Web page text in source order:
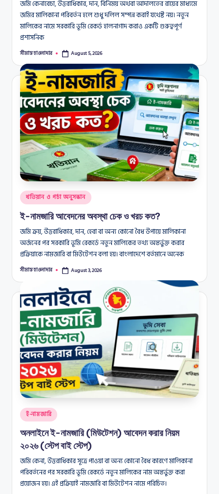
জমি কেনাবেচা, উত্তরাধিকার, দান, বিনিময় অথবা আদালতের রায়ের মাধ্যমে
জমির মালিকানা পরিবর্তন হলে শুধু দলিল সম্পন্ন করাই যথেষ্ট নয়। নতুন
মালিকের নামে সরকারি ভূমি রেকর্ড হালনাগাদ করাও একটি গুরুত্বপূর্ণ
প্রশাসনিক
Posted
সীমান্ত হাওলাদার August 5, 2026
Posted
in
খতিয়ান ও পর্চা অনুসন্ধান
ই-নামজারি আবেদনের অবস্থা চেক ও খরচ কত?
জমি ক্রয়, উত্তরাধিকার, দান, হেবা বা অন্য কোনো বৈধ উপায়ে মালিকানা
অর্জনের পর সরকারি ভূমি রেকর্ডে নতুন মালিকের তথ্য অন্তর্ভুক্ত করার
প্রক্রিয়াকে নামজারি বা মিউটেশন বলা হয়। বাংলাদেশে বর্তমানে অনেক
Posted
সীমান্ত হাওলাদার August 3, 2026
Posted
in
ই-নামজারি
অনলাইনে ই-নামজারি (মিউটেশন) আবেদন করার নিয়ম
২০২৬ (স্টেপ বাই স্টেপ)
জমি কেনা, উত্তরাধিকার সূত্রে পাওয়া বা অন্য কোনো বৈধ কারণে মালিকানা
পরিবর্তনের পর সরকারি ভূমি রেকর্ডে নতুন মালিকের নাম অন্তর্ভুক্ত করা
প্রয়োজন হয়। এই প্রক্রিয়াই নামজারি বা মিউটেশন নামে পরিচিত।